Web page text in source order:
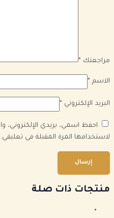
مراجعتك *
الاسم *
البريد الإلكتروني *
احفظ اسمي، بريدي الإلكتروني،
لاستخدامها المرة المقبلة في تعليقي.
منتجات ذات صلة